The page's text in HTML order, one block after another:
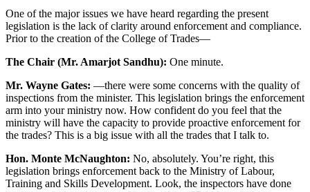
One of the major issues we have heard regarding the present
legislation is the lack of clarity around enforcement and compliance.
Prior to the creation of the College of Trades—
The Chair (Mr. Amarjot Sandhu): One minute.
Mr. Wayne Gates: —there were some concerns with the quality of
inspections from the minister. This legislation brings the enforcement
arm into your ministry now. How confident do you feel that the
ministry will have the capacity to provide proactive enforcement for
the trades? This is a big issue with all the trades that I talk to.
Hon. Monte McNaughton: No, absolutely. You’re right, this
legislation brings enforcement back to the Ministry of Labour,
Training and Skills Development. Look, the inspectors have done